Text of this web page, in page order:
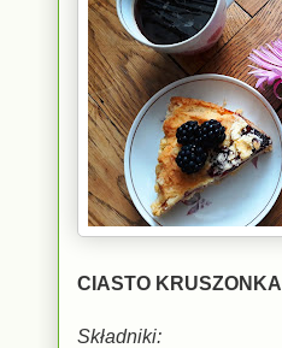
CIASTO KRUSZONKA
Składniki: